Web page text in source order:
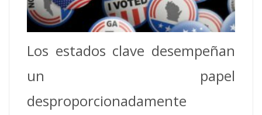
Los estados clave desempeñan
un papel
desproporcionadamente